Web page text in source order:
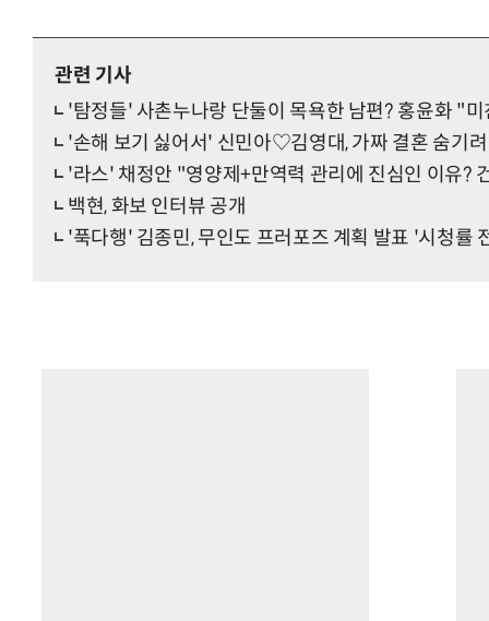
관련 기사
'탐정들' 사촌누나랑 단둘이 목욕한 남편? 홍윤화 "
'손해 보기 싫어서' 신민아♡김영대, 가짜 결혼 숨기
'라스' 채정안 "영양제+만역력 관리에 진심인 이유?
백현, 화보 인터뷰 공개
'푹다행' 김종민, 무인도 프러포즈 계획 발표 '시청률